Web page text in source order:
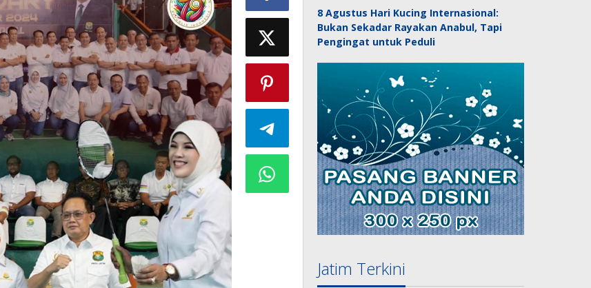
8 Agustus Hari Kucing Internasional:
Bukan Sekadar Rayakan Anabul, Tapi
Pengingat untuk Peduli
Jatim Terkini